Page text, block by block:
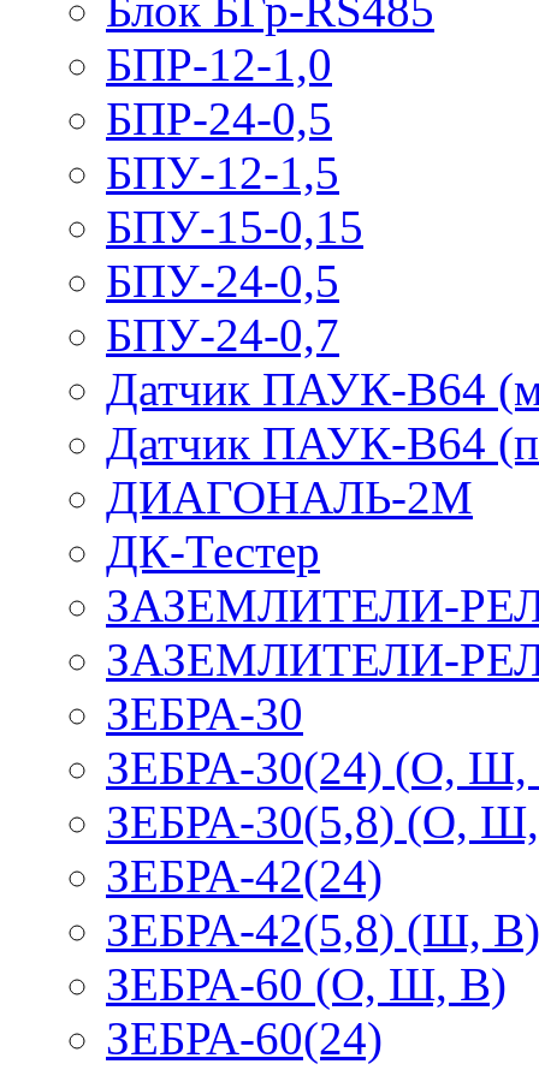
БПР-12-1,0
БПР-24-0,5
БПУ-12-1,5
БПУ-15-0,15
БПУ-24-0,5
БПУ-24-0,7
Датчик ПАУК-В64
Датчик ПАУК-В64
ДИАГОНАЛЬ-2М
ДК-Тестер
ЗАЗЕМЛИТЕЛИ-
ЗАЗЕМЛИТЕЛИ-
ЗЕБРА-30
ЗЕБРА-30(24) (О,
ЗЕБРА-30(5,8) (О,
ЗЕБРА-42(24)
ЗЕБРА-42(5,8) (Ш, В)
ЗЕБРА-60 (О, Ш, В)
ЗЕБРА-60(24)